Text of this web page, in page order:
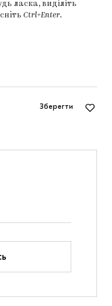
ласка, виділіть
Ctrl+Enter.
Зберегти